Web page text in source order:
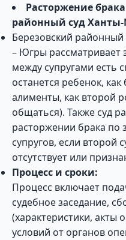
Расторжение
районный суд
Березовский
– Югры рассматривает
между супругами есть
останется ребенок, как
алименты, как второй
общаться). Также суд
расторжении брака по
супругов, если второй
отсутствует или
Процесс и сроки:
Процесс включает
судебное заседание,
(характеристики,
условий от органов